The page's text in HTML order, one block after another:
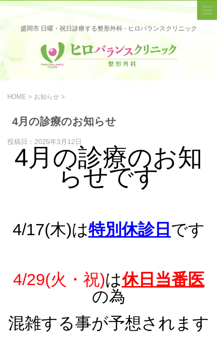
盛岡市 日曜・祝日診療する整形外科 - ヒロバランスクリニック
HOME > お知らせ >
4月の診療のお知らせ
投稿日： 2025年3月12日
4月の診療のお知
らせです
4/17(木)は特別休診日 です
4/29(火・祝)は休日当番医
の為
混雑する事が予想されます